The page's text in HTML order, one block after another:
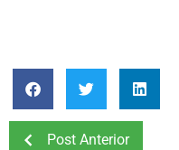
Post Anterior